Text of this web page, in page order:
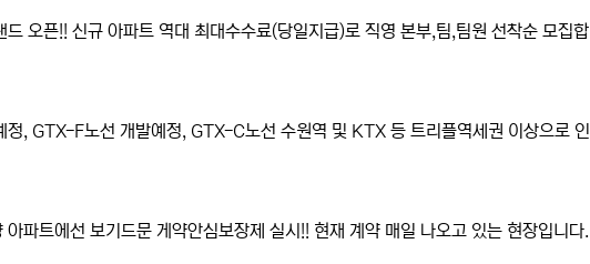
오픈!! 신규 아파트 역대 최대수수료(당일지급)로 직영 본부,팀,팀원 선착순 모집합
, GTX-F노선 개발예정, GTX-C노선 수원역 및 KTX 등 트리플역세권 이상으로 인
파트에선 보기드문 게약안심보장제 실시!! 현재 계약 매일 나오고 있는 현장입니다.